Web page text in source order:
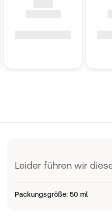
Leider führen wir
Packungsgröße:50 ml